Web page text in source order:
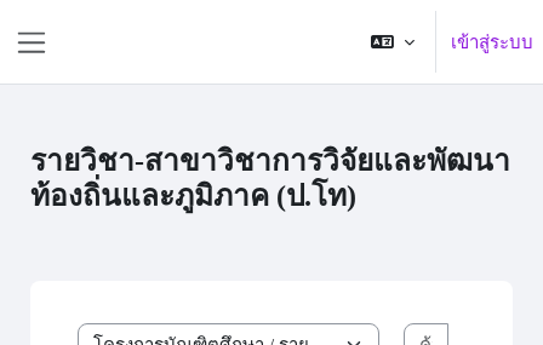
เข้าสู่ระบบ
รายวิชา-สาขาวิชาการวิจัยและพัฒนา
ท้องถิ่นและภูมิภาค (ป.โท)